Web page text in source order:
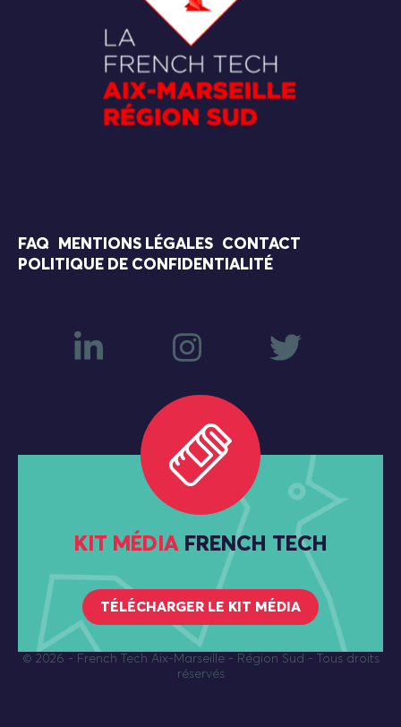
FAQ MENTIONS LÉGALES
CONTACT
POLITIQUE DE CONFIDENTIALITÉ
KIT MÉDIA FRENCH TECH
TÉLÉCHARGER LE KIT MÉDIA
© 2026 - French Tech Aix-Marseille - Région Sud - Tous droits
réservés